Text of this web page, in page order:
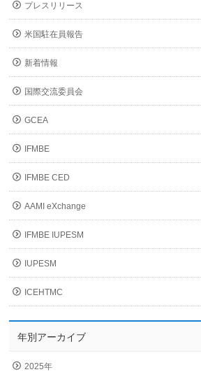
プレスリリース
米国駐在員報告
新着情報
国際交流委員会
GCEA
IFMBE
IFMBE CED
AAMI eXchange
IFMBE IUPESM
IUPESM
ICEHTMC
年別アーカイブ
2025年